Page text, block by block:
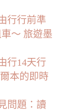
行行前準
～ 旅遊墨
行14天行
本的即時
問題：讀